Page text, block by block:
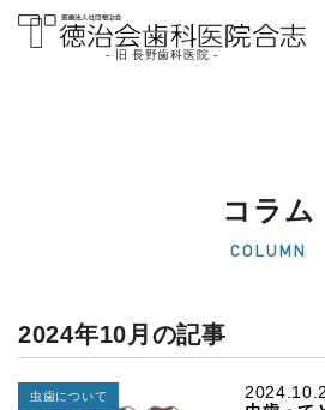
医院]｜熊本県合志
- 旧 長野歯科医院 -
コラム
COLUMN
2024年10月の記事
虫歯について